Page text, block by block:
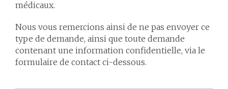
médicaux.
Nous vous remercions ainsi de ne pas envoyer ce
type de demande, ainsi que toute demande
contenant une information confidentielle, via le
formulaire de contact ci-dessous.